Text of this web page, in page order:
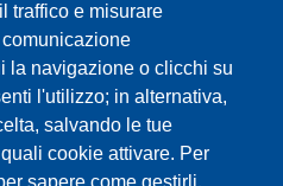
traffico e misurare
la navigazione o clicchi su
l'utilizzo; in alternativa,
salvando le tue
cookie attivare. Per
sapere come gestirli,
web